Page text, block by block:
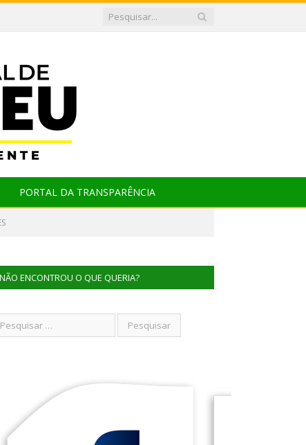
PORTAL DA TRANSPARÊNCIA
NÃO ENCONTROU O QUE QUERIA?